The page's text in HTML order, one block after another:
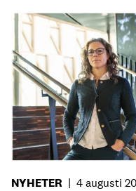
NYHETER | 4 augusti